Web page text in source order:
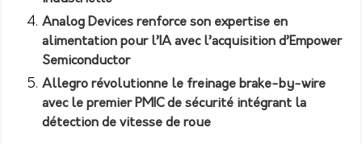
Analog Devices renforce son expertise en
alimentation pour l’IA avec l’acquisition d’Empower
Semiconductor
Allegro révolutionne le freinage brake-by-wire
avec le premier PMIC de sécurité intégrant la
détection de vitesse de roue